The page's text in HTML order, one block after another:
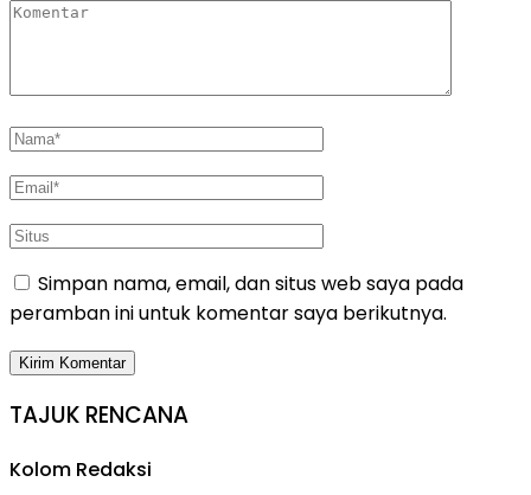
Simpan nama, email, dan situs web saya pada
peramban ini untuk komentar saya berikutnya.
TAJUK RENCANA
Kolom Redaksi